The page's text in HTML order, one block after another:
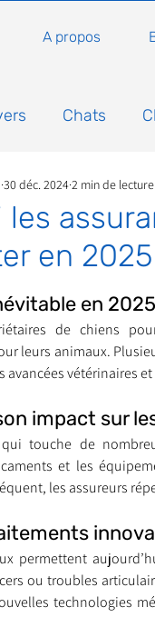
A propos
Chats
Conseils,
Nature
Bilan AG Annuelle
ont trouvé une
les
en 2025
30 déc. 20242 min de lecture
5.
en
de chiens
leurs animaux.
avancées vétérinaires
impact sur
touche de
et les
les assureurs
permettent
ou troubles
technologies